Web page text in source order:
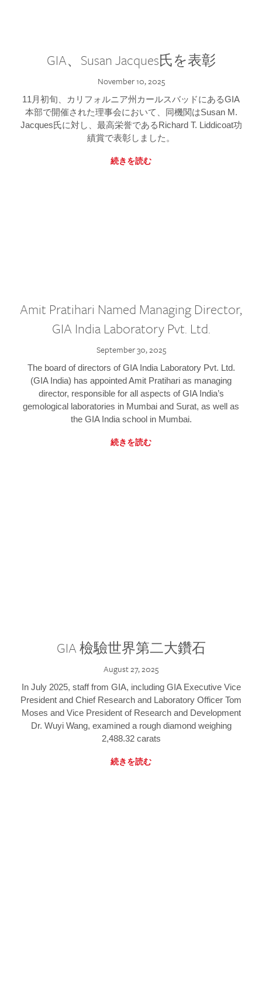
GIA、Susan Jacques氏を表彰
November 10, 2025
11月初旬、カリフォルニア州カールスバッドにあるGIA
本部で開催された理事会において、同機関はSusan M.
Jacques氏に対し、最高栄誉であるRichard T. Liddicoat功
績賞で表彰しました。
続きを読む
Amit Pratihari Named Managing Director,
GIA India Laboratory Pvt. Ltd.
September 30, 2025
The board of directors of GIA India Laboratory Pvt. Ltd.
(GIA India) has appointed Amit Pratihari as managing
director, responsible for all aspects of GIA India’s
gemological laboratories in Mumbai and Surat, as well as
the GIA India school in Mumbai.
続きを読む
GIA 檢驗世界第二大鑽石
August 27, 2025
In July 2025, staff from GIA, including GIA Executive Vice
President and Chief Research and Laboratory Officer Tom
Moses and Vice President of Research and Development
Dr. Wuyi Wang, examined a rough diamond weighing
2,488.32 carats
続きを読む